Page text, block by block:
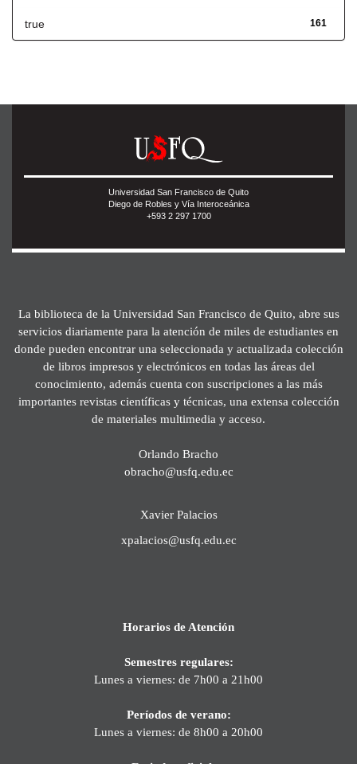
161
true
Universidad San Francisco de Quito
Diego de Robles y Vía Interoceánica
+593 2 297 1700
La biblioteca de la Universidad San Francisco de Quito, abre sus
servicios diariamente para la atención de miles de estudiantes en
donde pueden encontrar una seleccionada y actualizada colección
de libros impresos y electrónicos en todas las áreas del
conocimiento, además cuenta con suscripciones a las más
importantes revistas científicas y técnicas, una extensa colección
de materiales multimedia y acceso.
Orlando Bracho
obracho@usfq.edu.ec
Xavier Palacios
xpalacios@usfq.edu.ec
Horarios de Atención
Semestres regulares:
Lunes a viernes: de 7h00 a 21h00
Períodos de verano:
Lunes a viernes: de 8h00 a 20h00